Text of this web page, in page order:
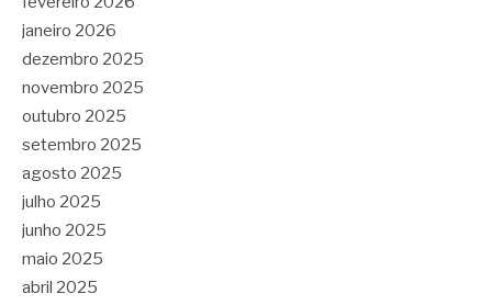
janeiro 2026
dezembro 2025
novembro 2025
outubro 2025
setembro 2025
agosto 2025
julho 2025
junho 2025
maio 2025
abril 2025